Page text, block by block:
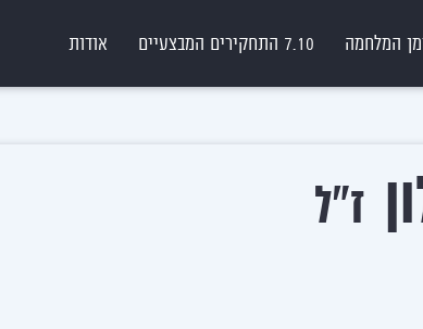
המלחמה 7.10 התחקירים המבצעיים אודות
ז"ל